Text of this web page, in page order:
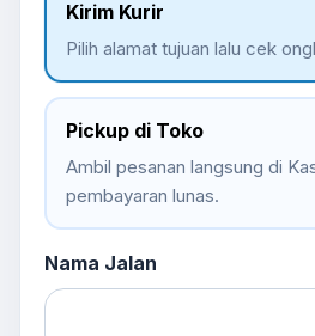
Kirim Kurir
Pilih alamat tujuan lalu cek
Pickup di Toko
Ambil pesanan langsung di
pembayaran lunas.
Nama Jalan